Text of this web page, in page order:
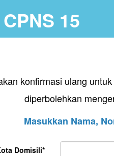
15
konfirmasi ulang
diperbolehkan
Masukkan Nama,
Domisili*